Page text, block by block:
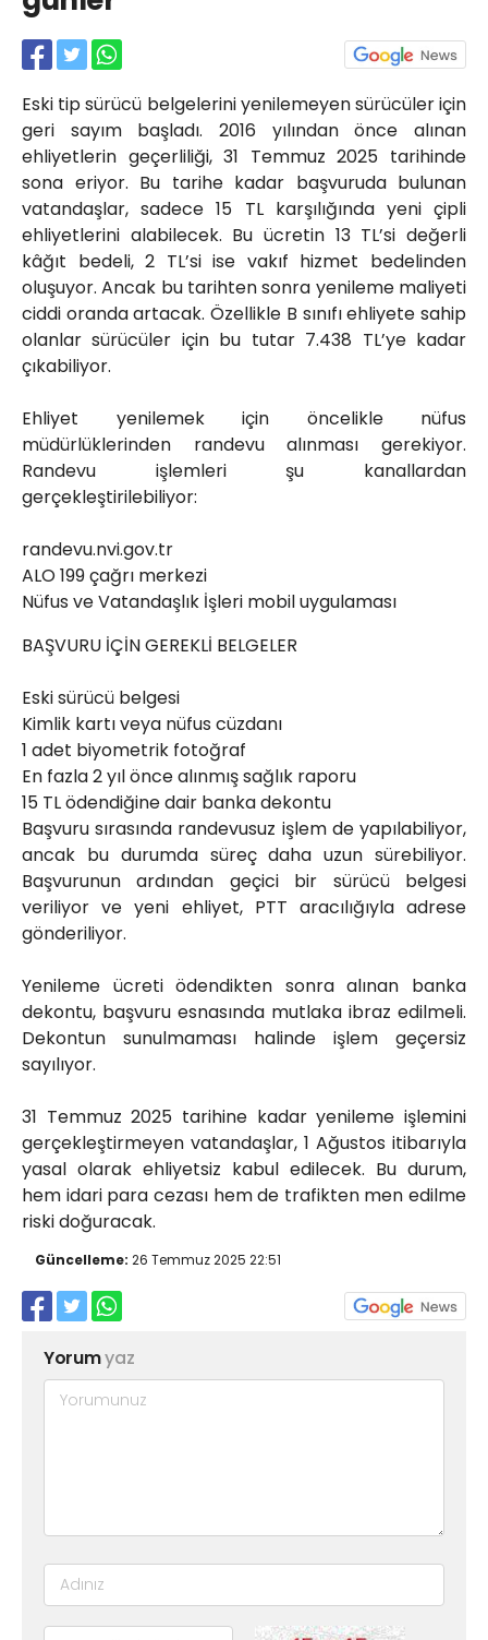
Eski tip sürücü belgelerini yenilemeyen sürücüler için
geri sayım başladı. 2016 yılından önce alınan
ehliyetlerin geçerliliği, 31 Temmuz 2025 tarihinde
sona eriyor. Bu tarihe kadar başvuruda bulunan
vatandaşlar, sadece 15 TL karşılığında yeni çipli
ehliyetlerini alabilecek. Bu ücretin 13 TL’si değerli
kâğıt bedeli, 2 TL’si ise vakıf hizmet bedelinden
oluşuyor. Ancak bu tarihten sonra yenileme maliyeti
ciddi oranda artacak. Özellikle B sınıfı ehliyete sahip
olanlar sürücüler için bu tutar 7.438 TL’ye kadar
çıkabiliyor.
Ehliyet yenilemek için öncelikle nüfus
müdürlüklerinden randevu alınması gerekiyor.
Randevu işlemleri şu kanallardan
gerçekleştirilebiliyor:
randevu.nvi.gov.tr
ALO 199 çağrı merkezi
Nüfus ve Vatandaşlık İşleri mobil uygulaması
BAŞVURU İÇİN GEREKLİ BELGELER
Eski sürücü belgesi
Kimlik kartı veya nüfus cüzdanı
1 adet biyometrik fotoğraf
En fazla 2 yıl önce alınmış sağlık raporu
15 TL ödendiğine dair banka dekontu
Başvuru sırasında randevusuz işlem de yapılabiliyor,
ancak bu durumda süreç daha uzun sürebiliyor.
Başvurunun ardından geçici bir sürücü belgesi
veriliyor ve yeni ehliyet, PTT aracılığıyla adrese
gönderiliyor.
Yenileme ücreti ödendikten sonra alınan banka
dekontu, başvuru esnasında mutlaka ibraz edilmeli.
Dekontun sunulmaması halinde işlem geçersiz
sayılıyor.
31 Temmuz 2025 tarihine kadar yenileme işlemini
gerçekleştirmeyen vatandaşlar, 1 Ağustos itibarıyla
yasal olarak ehliyetsiz kabul edilecek. Bu durum,
hem idari para cezası hem de trafikten men edilme
riski doğuracak.
Güncelleme: 26 Temmuz 2025 22:51
Yorumyaz
Yahya Kaptan Mahallesi
Akkavaklar Caddesi No:17/4 İzmit-
kocaelisokak@gmail.com